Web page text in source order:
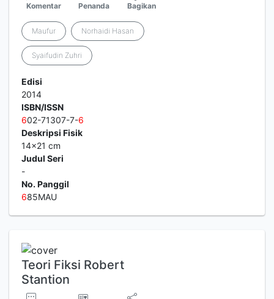
Komentar Penanda Bagikan
Maufur Norhaidi Hasan
Syaifudin Zuhri
Edisi
2014
ISBN/ISSN
602-71307-7-6
Deskripsi Fisik
14x21 cm
Judul Seri
-
No. Panggil
685MAU
Teori Fiksi Robert
Stantion